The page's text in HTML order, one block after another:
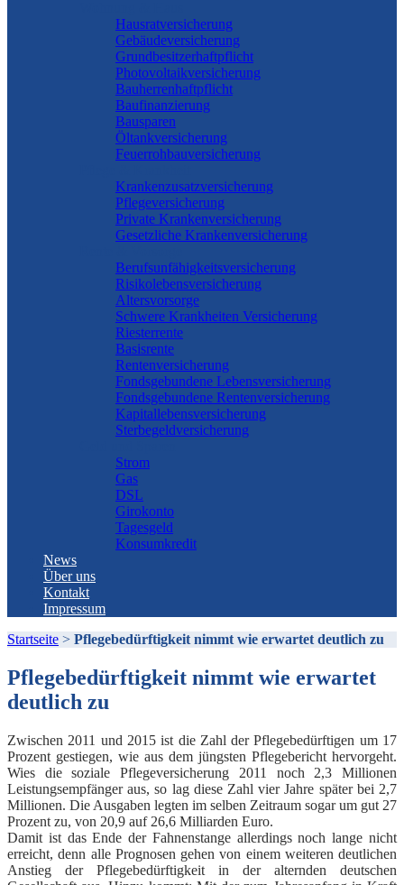
Hausratversicherung
Gebäudeversicherung
Grundbesitzerhaftpflicht
Photovoltaikversicherung
Bauherrenhaftpflicht
Baufinanzierung
Bausparen
Öltankversicherung
Feuerrohbauversicherung
Krankenzusatzversicherung
Pflegeversicherung
Private Krankenversicherung
Gesetzliche Krankenversicherung
Berufs­unfähigkeitsversicherung
Risikolebensversicherung
Altersvorsorge
Schwere Krankheiten Versicherung
Riesterrente
Basisrente
Rentenversicherung
Fondsgebundene Lebensversicherung
Fondsgebundene Rentenversicherung
Kapitallebensversicherung
Sterbegeldversicherung
Strom
Gas
DSL
Girokonto
Tagesgeld
Konsumkredit
News
Über uns
Kontakt
Impressum
Startseite > Pflegebedürftigkeit nimmt wie erwartet deutlich zu
Pflegebedürftigkeit nimmt wie erwartet
deutlich zu
Zwischen 2011 und 2015 ist die Zahl der Pflegebedürftigen um 17
Prozent gestiegen, wie aus dem jüngsten Pflegebericht hervorgeht.
Wies die soziale Pflegeversicherung 2011 noch 2,3 Millionen
Leistungsempfänger aus, so lag diese Zahl vier Jahre später bei 2,7
Millionen. Die Ausgaben legten im selben Zeitraum sogar um gut 27
Prozent zu, von 20,9 auf 26,6 Milliarden Euro.
Damit ist das Ende der Fahnenstange allerdings noch lange nicht
erreicht, denn alle Prognosen gehen von einem weiteren deutlichen
Anstieg der Pflegebedürftigkeit in der alternden deutschen